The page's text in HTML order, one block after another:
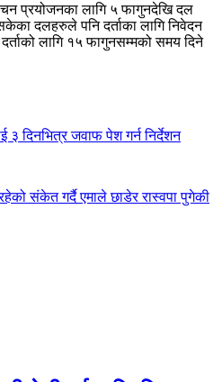
प्रयोजनका लागि ५ फागुनदेखि दल
दलहरुले पनि दर्ताका लागि निवेदन
लागि १५ फागुनसम्मको समय दिने
दिनभित्र जवाफ पेश गर्न निर्देशन
संकेत गर्दै एमाले छाडेर रास्वपा पुगेकी